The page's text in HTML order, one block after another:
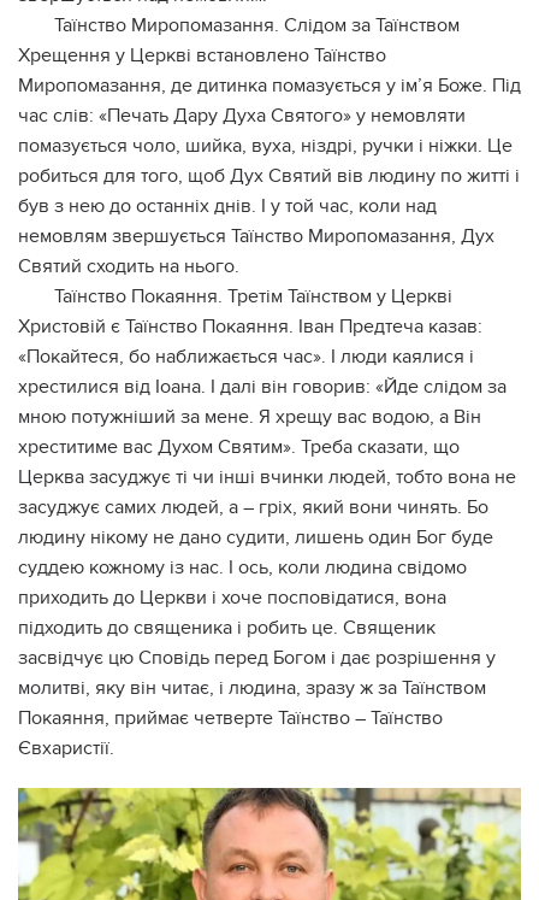
Таїнство Миропомазання. Слідом за Таїнством
Хрещення у Церкві встановлено Таїнство
Миропомазання, де дитинка помазується у ім’я Боже. Під
час слів: «Печать Дару Духа Святого» у немовляти
помазується чоло, шийка, вуха, ніздрі, ручки і ніжки. Це
робиться для того, щоб Дух Святий вів людину по житті і
був з нею до останніх днів. І у той час, коли над
немовлям звершується Таїнство Миропомазання, Дух
Святий сходить на нього.
Таїнство Покаяння. Третім Таїнством у Церкві
Христовій є Таїнство Покаяння. Іван Предтеча казав:
«Покайтеся, бо наближається час». І люди каялися і
хрестилися від Іоана. І далі він говорив: «Йде слідом за
мною потужніший за мене. Я хрещу вас водою, а Він
хреститиме вас Духом Святим». Треба сказати, що
Церква засуджує ті чи інші вчинки людей, тобто вона не
засуджує самих людей, а – гріх, який вони чинять. Бо
людину нікому не дано судити, лишень один Бог буде
суддею кожному із нас. І ось, коли людина свідомо
приходить до Церкви і хоче посповідатися, вона
підходить до священика і робить це. Священик
засвідчує цю Сповідь перед Богом і дає розрішення у
молитві, яку він читає, і людина, зразу ж за Таїнством
Покаяння, приймає четверте Таїнство – Таїнство
Євхаристії.